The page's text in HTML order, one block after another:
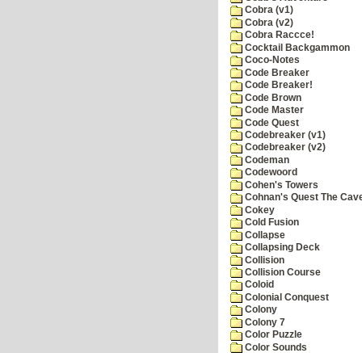
Cobra (v1)
Cobra (v2)
Cobra Raccce!
Cocktail Backgammon
Coco-Notes
Code Breaker
Code Breaker!
Code Brown
Code Master
Code Quest
Codebreaker (v1)
Codebreaker (v2)
Codeman
Codewoord
Cohen's Towers
Cohnan's Quest The
Cokey
Cold Fusion
Collapse
Collapsing Deck
Collision
Collision Course
Coloid
Colonial Conquest
Colony
Colony 7
Color Puzzle
Color Sounds